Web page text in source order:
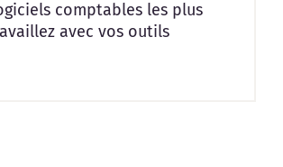
comptables les plus
avec vos outils